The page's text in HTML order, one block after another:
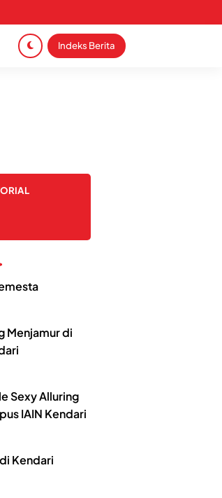
Indeks Berita
Menjamur di
Sexy Alluring
IAIN Kendari
Kendari